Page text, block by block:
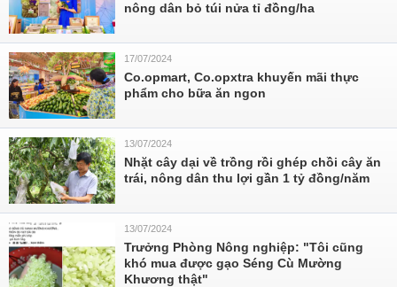
nông dân bỏ túi nửa tỉ đồng/ha
17/07/2024
Co.opmart, Co.opxtra khuyến mãi thực
phẩm cho bữa ăn ngon
13/07/2024
Nhặt cây dại về trồng rồi ghép chồi cây ăn
trái, nông dân thu lợi gần 1 tỷ đồng/năm
13/07/2024
Trưởng Phòng Nông nghiệp: "Tôi cũng
khó mua được gạo Séng Cù Mường
Khương thật"